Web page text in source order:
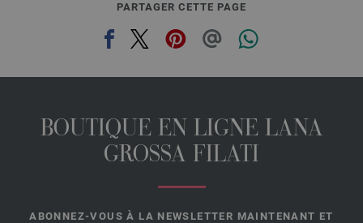
PARTAGER CETTE PAGE
BOUTIQUE EN LIGNE LANA
GROSSA FILATI
ABONNEZ-VOUS À LA NEWSLETTER MAINTENANT ET